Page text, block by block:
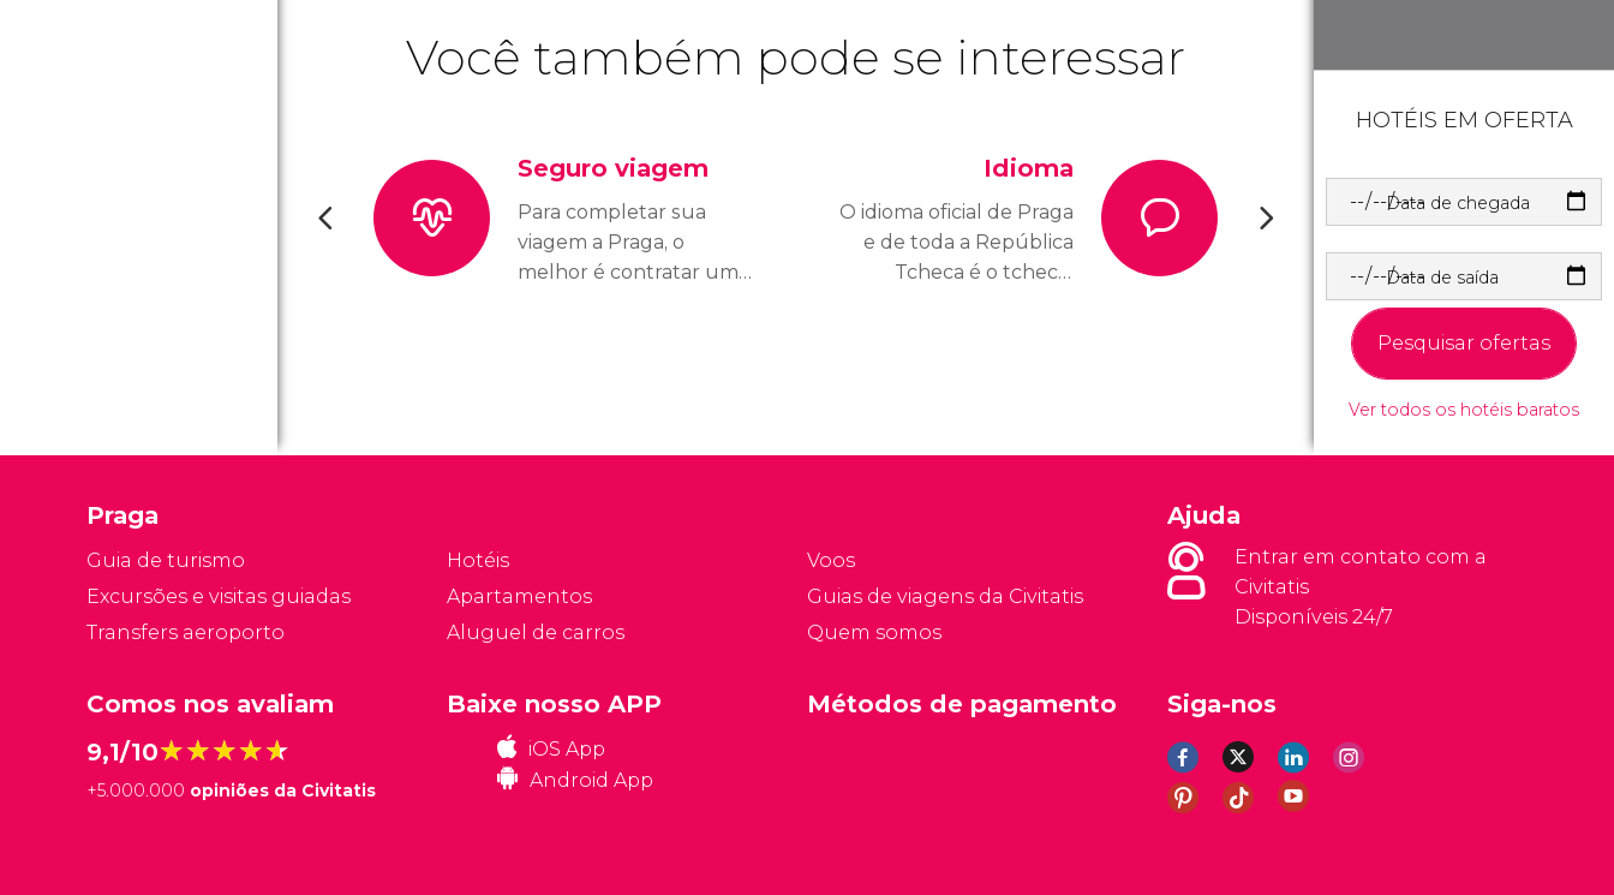
Você também pode se interessar
Seguro viagem
Para completar sua
viagem a Praga, o
melhor é contratar um
saúde na República
Idioma
O idioma oficial de Praga
e de toda a República
Tcheca é o tcheco.
HOTÉIS EM OFERTA
Data de chegada
Data de saída
Pesquisar ofertas
Ver todos os hotéis baratos
Praga
Guia de turismo
Excursões e visitas guiadas
Transfers aeroporto
Hotéis
Apartamentos
Aluguel de carros
Voos
Guias de viagens da Civitatis
Quem somos
Ajuda
Entrar em contato com a
Civitatis
Disponíveis 24/7
Comos nos avaliam
9,1/10★★★★★
★★★★★
+5.000.000 opiniões da Civitatis
Siga-nos
Baixe nosso APP
iOS App
Android App
Métodos de pagamento